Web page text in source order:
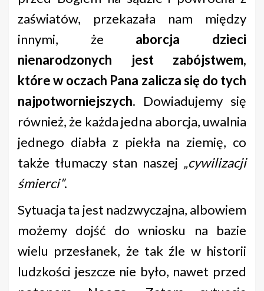
zaświatów, przekazała nam między
innymi, że aborcja dzieci
nienarodzonych jest zabójstwem,
które w oczach Pana zalicza się do tych
najpotworniejszych. Dowiadujemy się
również, że każda jedna aborcja, uwalnia
jednego diabła z piekła na ziemię, co
także tłumaczy stan naszej „cywilizacji
śmierci”.
Sytuacja ta jest nadzwyczajna, albowiem
możemy dojść do wniosku na bazie
wielu przesłanek, że tak źle w historii
ludzkości jeszcze nie było, nawet przed